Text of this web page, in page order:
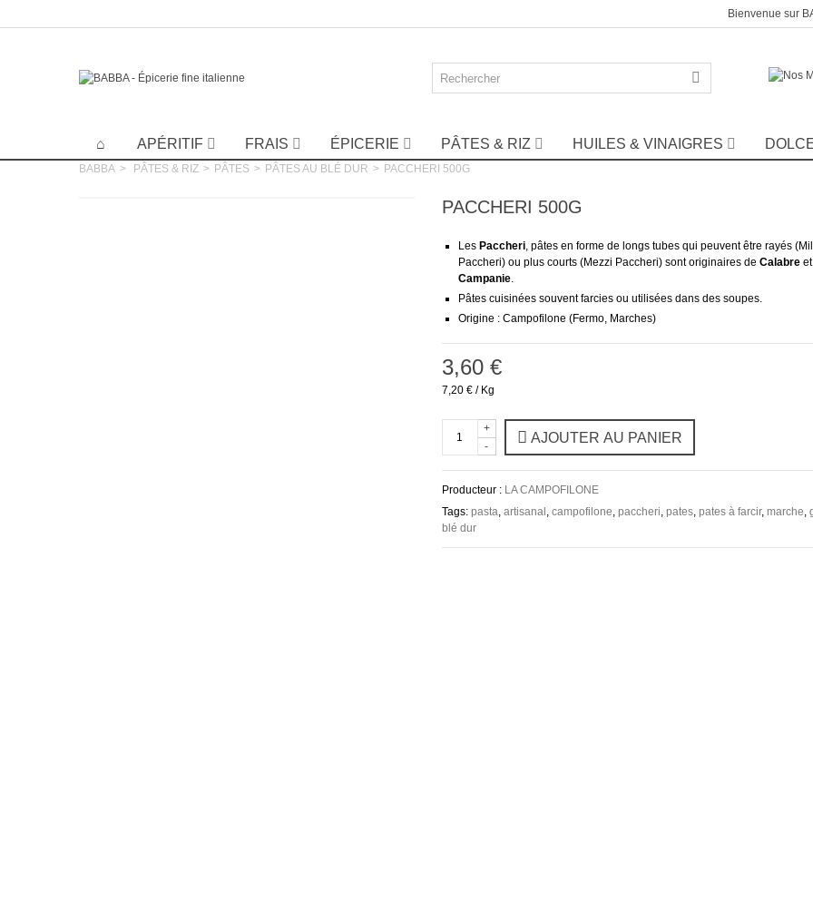
Bienvenue sur
APÉRITIF FRAIS ÉPICERIE PÂTES & RIZ HUILES & VINAIGRES
BABBA > PÂTES & RIZ > PÂTES > PÂTES AU BLÉ DUR > PACCHERI 500G
PACCHERI 500G
Les Paccheri, pâtes en forme de longs tubes qui peuvent être rayés
Paccheri) ou plus courts (Mezzi Paccheri) sont originaires de Calabreet
Campanie.
Pâtes cuisinées souvent farcies ou utilisées dans des soupes.
Origine : Campofilone (Fermo, Marches)
3,60 €
7,20 €/ Kg
-
+
AJOUTER AU PANIER
Producteur : LA CAMPOFILONE
Tags: pasta, artisanal , campofilone, paccheri, pates, pates à farcir, marche,
blé dur